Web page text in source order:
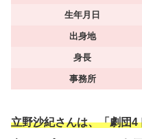
生年月日
出身地
身長
事務所
立野沙紀さんは、「劇団